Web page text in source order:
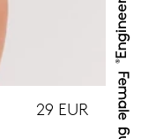
29 EUR